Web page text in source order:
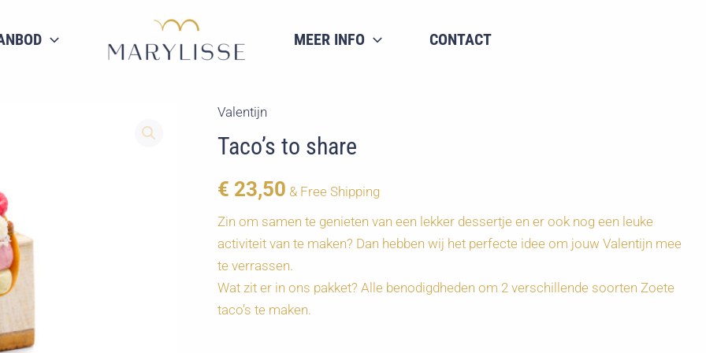
MEER INFO CONTACT
Valentijn
Taco’s to share
€ 23,50 & Free Shipping
Zin om samen te genieten van een lekker dessertje en er ook nog een leuke
activiteit van te maken? Dan hebben wij het perfecte idee om jouw Valentijn mee
te verrassen.
Wat zit er in ons pakket? Alle benodigdheden om 2 verschillende soorten Zoete
taco’s te maken.